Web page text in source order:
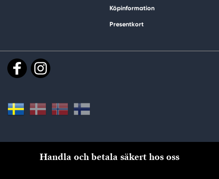
Köpinformation
Presentkort
Handla och betala säkert hos oss